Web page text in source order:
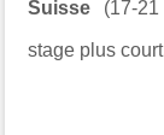
Suisse (17-
stage plus